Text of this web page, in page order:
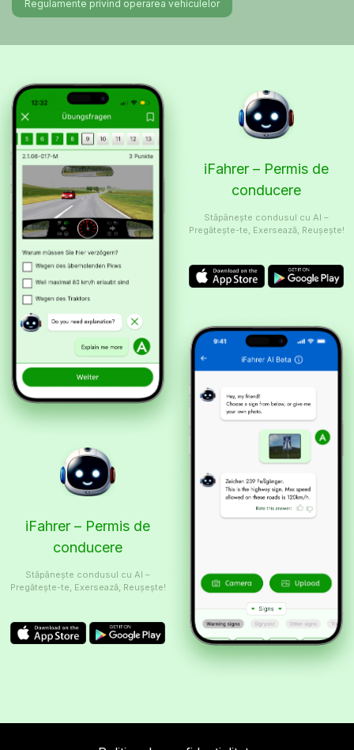
Regulamente privind operarea vehiculelor
iFahrer – Permis de
conducere
Stăpânește condusul cu AI –
Pregătește-te, Exersează, Reușește!
iFahrer – Permis de
conducere
Stăpânește condusul cu AI –
Pregătește-te, Exersează, Reușește!